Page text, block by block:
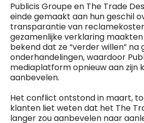
Publicis Groupe en The Trade
einde gemaakt aan hun geschil
transparantie van
gezamenlijke verklaring
bekend dat ze “verder willen” na
onderhandelingen, waardoor
mediaplatform opnieuw aan zijn
aanbevelen.
Het conflict ontstond in maart,
klanten liet weten dat het The
langer zou aanbevelen naar
Managing Director
Jean-Vianney Philippe
0471 92 01 98
jeanvianney@mm.be
General Manager
Fred Bouchar
0498 88 64 89
f.bouchar@mm.be
Gebruikaanhalingstekens
zoektermen, zodat er op de
gezocht wordt.
Gebruik hetplusteken (+)
als u op zoek wilt gaan naar
meerdere van deze woorden
BEVESTIGEN
Bedrijfsabonnement